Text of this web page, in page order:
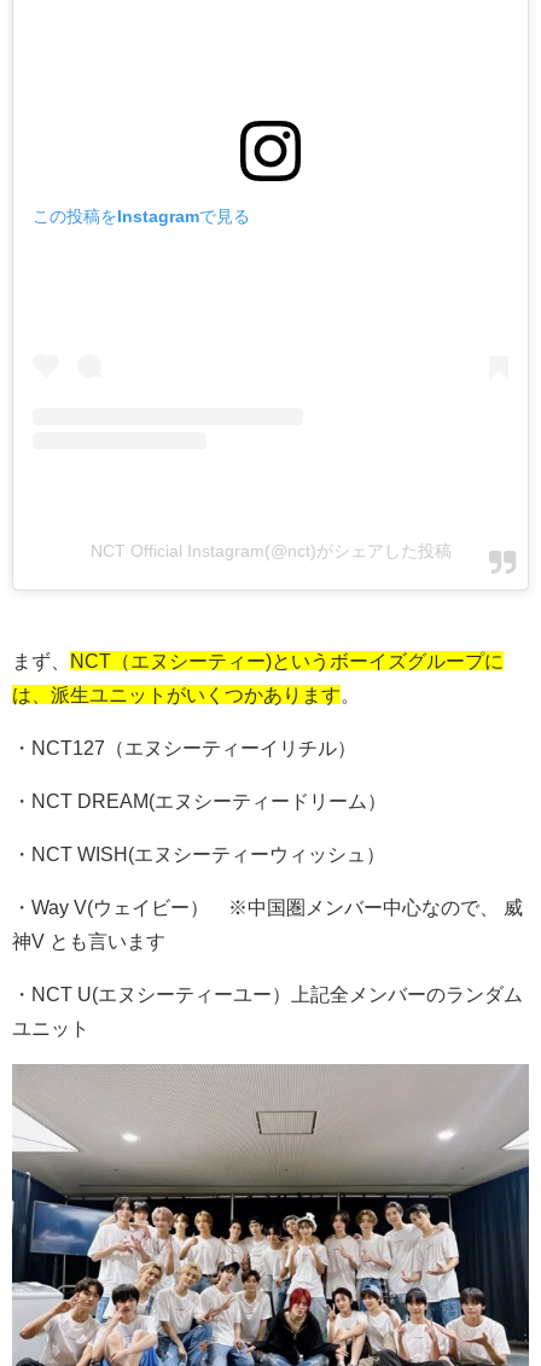
この投稿をInstagramで見る
NCT Official Instagram(@nct)がシェアした投稿
まず、
NCT（エヌシーティー)というボーイズグループに
は、派生ユニットがいくつかあります
・NCT127（エヌシーティーイリチル）
・NCT DREAM(エヌシーティードリーム）
・NCT WISH(エヌシーティーウィッシュ）
・Way V(ウェイビー） ※中国圏メンバー中心なので、 威
神V とも言います
・NCT U(エヌシーティーユー）上記全メンバーのランダム
ユニット